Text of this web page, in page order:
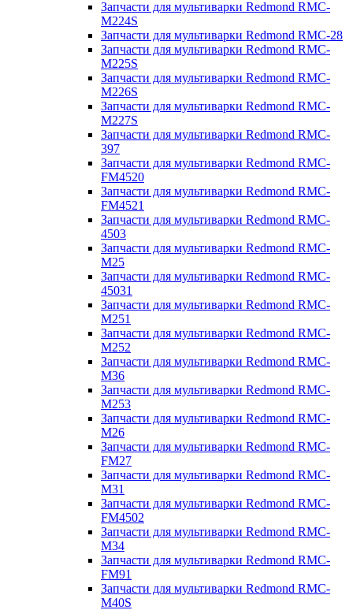
Запчасти для мультиварки Redmond RMC-
M224S
Запчасти для мультиварки Redmond RMC-28
Запчасти для мультиварки Redmond RMC-
M225S
Запчасти для мультиварки Redmond RMC-
M226S
Запчасти для мультиварки Redmond RMC-
M227S
Запчасти для мультиварки Redmond RMC-
397
Запчасти для мультиварки Redmond RMC-
FM4520
Запчасти для мультиварки Redmond RMC-
FM4521
Запчасти для мультиварки Redmond RMC-
4503
Запчасти для мультиварки Redmond RMC-
M25
Запчасти для мультиварки Redmond RMC-
45031
Запчасти для мультиварки Redmond RMC-
M251
Запчасти для мультиварки Redmond RMC-
M252
Запчасти для мультиварки Redmond RMC-
M36
Запчасти для мультиварки Redmond RMC-
M253
Запчасти для мультиварки Redmond RMC-
M26
Запчасти для мультиварки Redmond RMC-
FM27
Запчасти для мультиварки Redmond RMC-
M31
Запчасти для мультиварки Redmond RMC-
FM4502
Запчасти для мультиварки Redmond RMC-
M34
Запчасти для мультиварки Redmond RMC-
FM91
Запчасти для мультиварки Redmond RMC-
M40S